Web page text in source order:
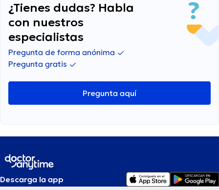
¿Tienes dudas? Habla
con nuestros
especialistas
Pregunta de forma anónima
Pregunta gratis
Pregunta aquí
Descarga la app